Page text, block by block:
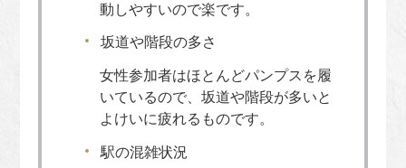
動しやすいので楽です。
坂道や階段の多さ
女性参加者はほとんどパンプスを履
いているので、坂道や階段が多いと
よけいに疲れるものです。
駅の混雑状況